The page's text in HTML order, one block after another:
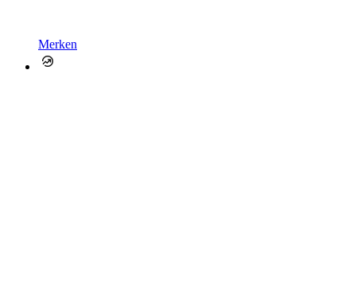
Merken